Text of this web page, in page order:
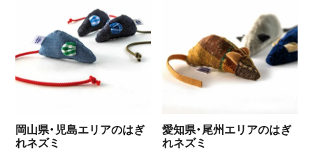
岡山県・児島エリアのはぎ
れネズミ
愛知県・尾州エリアのはぎ
れネズミ